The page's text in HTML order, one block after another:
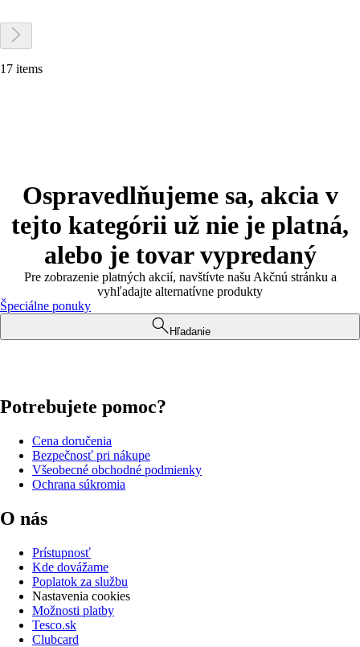
17 items
Ospravedlňujeme sa, akcia v
tejto kategórii už nie je platná,
alebo je tovar vypredaný
Pre zobrazenie platných akcií, navštívte našu Akčnú stránku a
vyhľadajte alternatívne produkty
Špeciálne ponuky
Hľadanie
Potrebujete pomoc?
Cena doručenia
Bezpečnosť pri nákupe
Všeobecné obchodné podmienky
Ochrana súkromia
O nás
Prístupnosť
Kde dovážame
Poplatok za službu
Nastavenia cookies
Možnosti platby
Tesco.sk
Clubcard